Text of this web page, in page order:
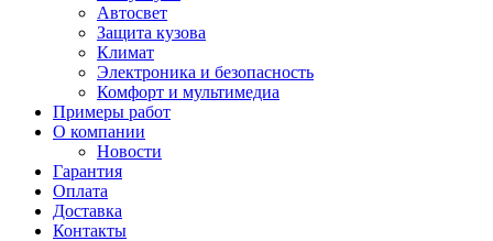
Автосвет
Защита кузова
Климат
Электроника и безопасность
Комфорт и мультимедиа
Примеры работ
О компании
Новости
Гарантия
Оплата
Доставка
Контакты